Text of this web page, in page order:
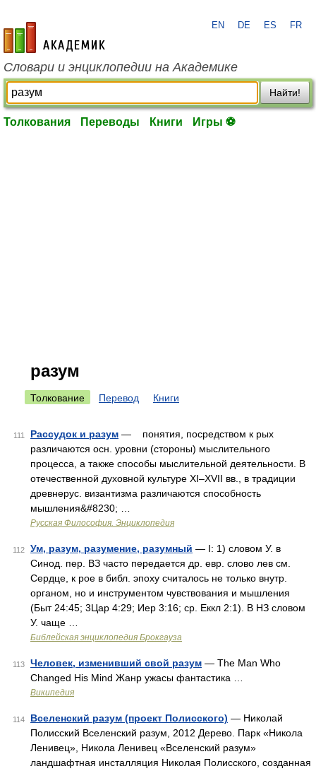
academic.ru
EN DE ES FR
Словари и энциклопедии на Академике
Найти!
Толкования Переводы Книги Игры ⚽
разум
Толкование Перевод Книги
111 Рассудок и разум — понятия, посредством к рых
различаются осн. уровни (стороны) мыслительного
процесса, а также способы мыслительной деятельности. В
отечественной духовной культуре XI–XVII вв., в традиции
древнерус. византизма различаются способность
мышления&#8230; …
Русская Философия. Энциклопедия
112 Ум, разум, разумение, разумный — I: 1) словом У. в
Синод. пер. ВЗ часто передается др. евр. слово лев см.
Сердце, к рое в библ. эпоху считалось не только внутр.
органом, но и инструментом чувствования и мышления
(Быт 24:45; 3Цар 4:29; Иер 3:16; ср. Еккл 2:1). В НЗ словом
У. чаще …
Библейская энциклопедия Брокгауза
113 Человек, изменивший свой разум — The Man Who
Changed His Mind Жанр ужасы фантастика …
Википедия
114 Вселенский разум (проект Полисского) — Николай
Полисский Вселенский разум, 2012 Дерево. Парк «Никола
Ленивец», Никола Ленивец «Вселенский разум»
ландшафтная инсталляция Николая Полисского, созданная